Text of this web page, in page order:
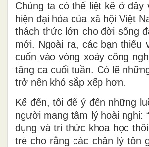
Chúng ta có thể liệt kê ở đây
hiện đại hóa của xã hội Việt
thách thức lớn cho đời sống
mới. Ngoài ra, các bạn thiếu
cuốn vào vòng xoáy công
tăng ca cuối tuần. Có lẽ
trở nên khó sắp xếp hơn.
Kế đến, tôi để ý đến những
người mang tâm lý hoài nghi:
dụng và tri thức khoa học
trẻ cho rằng các chân lý tôn